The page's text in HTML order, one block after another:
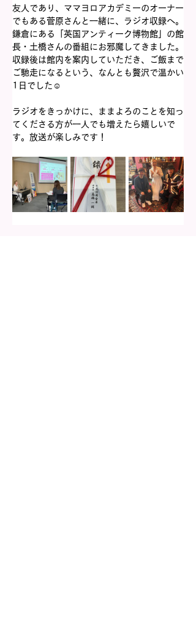
友人であり、ママヨロアカデミーのオーナー
でもある菅原さんと一緒に、ラジオ収録へ。
鎌倉にある「英国アンティーク博物館」の館
長・土橋さんの番組にお邪魔してきました。
収録後は館内を案内していただき、ご飯まで
ご馳走になるという、なんとも贅沢で温かい
1日でした☺️
ラジオをきっかけに、ままよろのことを知っ
てくださる方が一人でも増えたら嬉しいで
す。放送が楽しみです！